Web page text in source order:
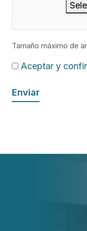
Tamaño máximo de
Consent
Aceptar y
Enviar